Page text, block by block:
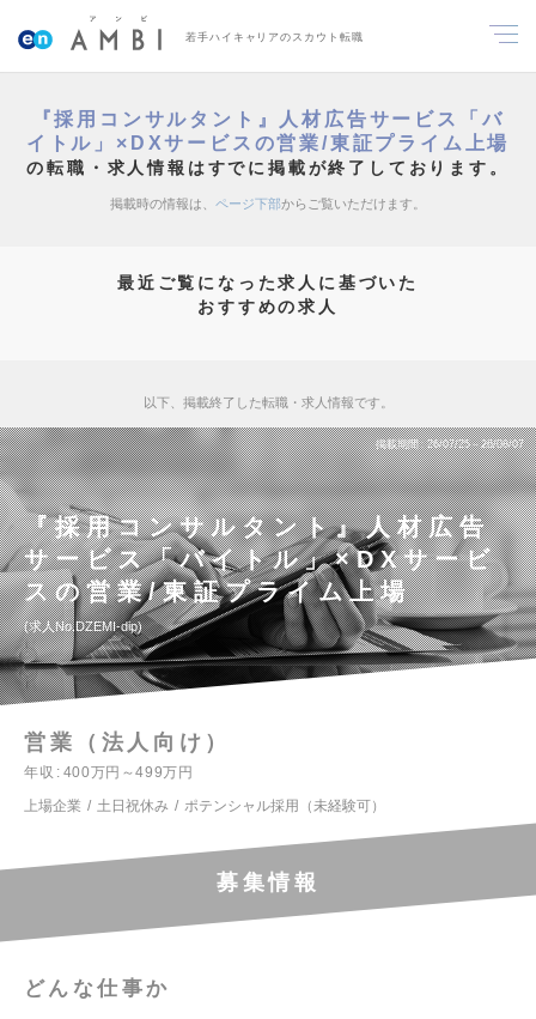
若手ハイキャリアのスカウト転職
『採用コンサルタント』人材広告サービス「バ
イトル」×DXサービスの営業/東証プライム上場
の転職・求人情報はすでに掲載が終了しております。
掲載時の情報は、 ページ下部からご覧いただけます。
最近ご覧になった求人に基づいた
おすすめの求人
以下、掲載終了した転職・求人情報です。
掲載期間 26/07/25～26/08/07
『採用コンサルタント』人材広告
サービス「バイトル」×DXサービ
スの営業/東証プライム上場
求人No.DZEMI-dip
営業（法人向け）
年収
400万円～499万円
上場企業
土日祝休み ポテンシャル採用（未経験可）
募集情報
どんな仕事か